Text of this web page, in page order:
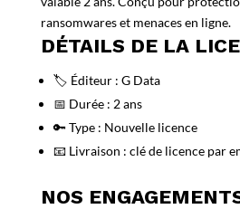
ransomwares et menaces en ligne.
DÉTAILS DE LA
🏷️ Éditeur : G Data
📅 Durée : 2 ans
🔑 Type : Nouvelle licence
📧 Livraison : clé de licence par
NOS